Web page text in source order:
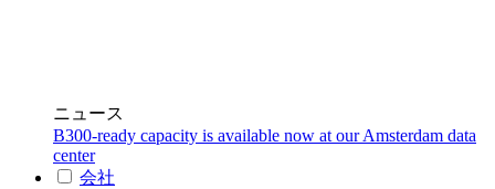
ニュース
B300-ready capacity is available now at our Amsterdam data
center
会社